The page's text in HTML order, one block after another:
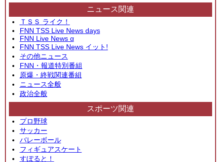
ニュース関連
ＴＳＳ ライク！
FNN TSS Live News days
FNN Live News α
FNN TSS Live News イット!
その他ニュース
FNN・報道特別番組
原爆・終戦関連番組
ニュース全般
政治全般
スポーツ関連
プロ野球
サッカー
バレーボール
フィギュアスケート
すぽると！